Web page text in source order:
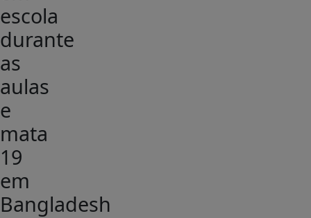
escola
durante
as
aulas
e
mata
19
em
Bangladesh